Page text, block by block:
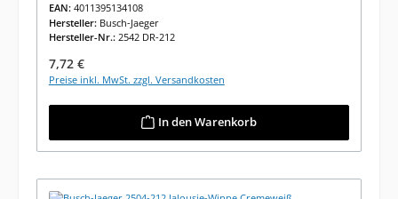
EAN: 4011395134108
Hersteller: Busch-Jaeger
Hersteller-Nr.: 2542 DR-212
Regulärer Preis:
7,72 €
Preise inkl. MwSt. zzgl. Versandkosten
In den Warenkorb